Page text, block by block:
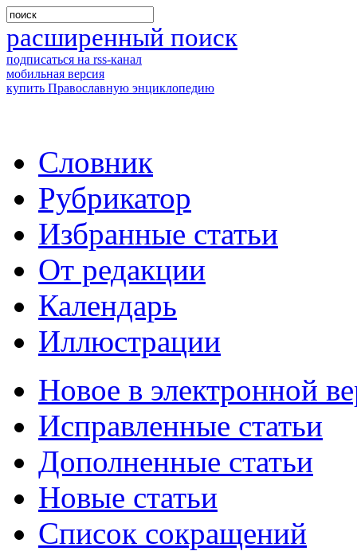
расширенный поиск
подписаться на rss-канал
мобильная версия
купить Православную энциклопедию
Словник
Рубрикатор
Избранные статьи
От редакции
Календарь
Иллюстрации
Новое в электронной
Исправленные статьи
Дополненные статьи
Новые статьи
Список сокращений